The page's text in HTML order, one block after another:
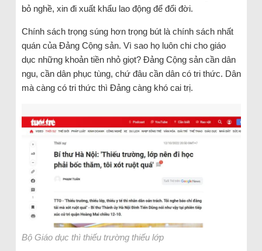
bỏ nghề, xin đi xuất khẩu lao động để đổi đời.
Chính sách trọng súng hơn trọng bút là chính sách nhất
quán của Đảng Cộng sản. Vì sao họ luôn chi cho giáo
dục những khoản tiền nhỏ giọt? Đảng Cộng sản cần dân
ngu, cần dân phục tùng, chứ đâu cần dân có tri thức. Dân
mà càng có tri thức thì Đảng càng khó cai trị.
Bộ Giáo dục thì thiếu trường thiếu lớp